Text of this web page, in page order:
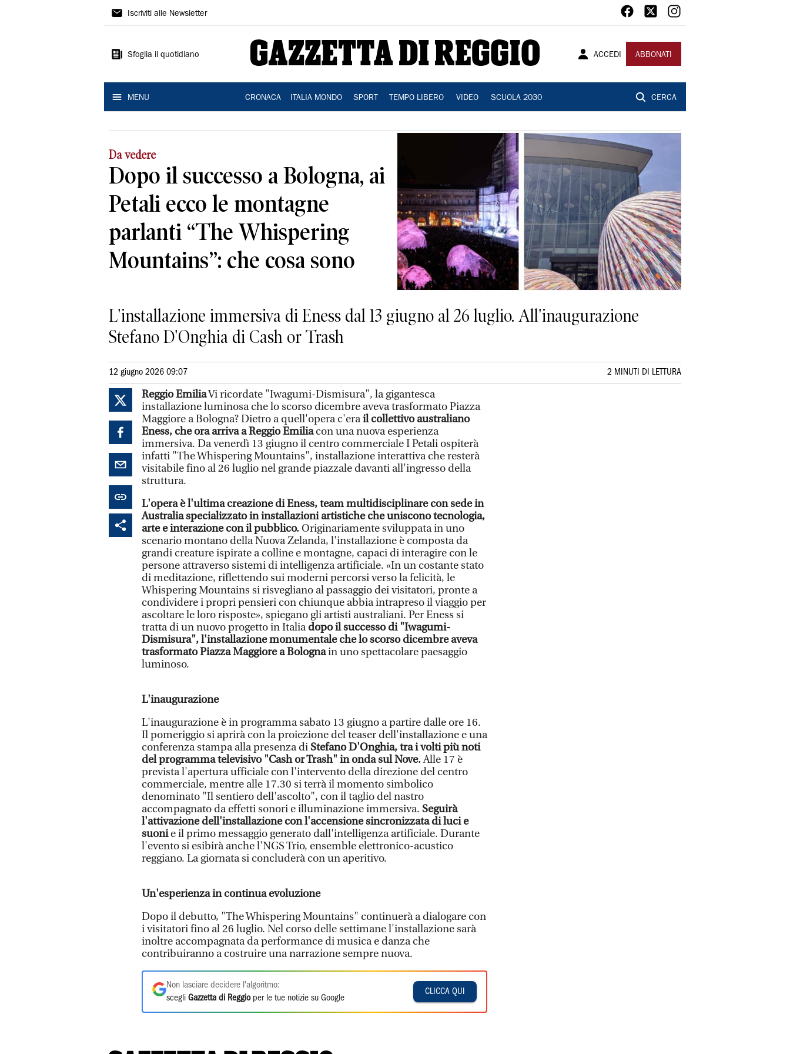
Gazzetta
Reggio
Iscriviti alle Newsletter
Sfoglia il quotidiano ACCEDI ABBONATI
MENU CRONACA ITALIA MONDO SPORT TEMPO LIBERO VIDEO SCUOLA 2030 CERCA
Da vedere
Dopo il successo a Bologna, ai
Petali ecco le montagne
parlanti “The Whispering
Mountains”: che cosa sono
L'installazione immersiva di Eness dal 13 giugno al 26 luglio. All'inaugurazione
Stefano D'Onghia di Cash or Trash
12 giugno 2026 09:07 2 MINUTI DI LETTURA
Reggio EmiliaVi ricordate "Iwagumi-Dismisura", la gigantesca
installazione luminosa che lo scorso dicembre aveva trasformato Piazza
Maggiore a Bologna? Dietro a quell'opera c'erail collettivo australiano
Eness, che ora arriva a Reggio Emiliacon una nuova esperienza
immersiva. Da venerdì 13 giugno il centro commerciale I Petali ospiterà
infatti "The Whispering Mountains", installazione interattiva che resterà
visitabile fino al 26 luglio nel grande piazzale davanti all'ingresso della
struttura.
L'opera è l'ultima creazione di Eness, team multidisciplinare con sede in
Australia specializzato in installazioni artistiche che uniscono tecnologia,
arte e interazione con il pubblico. Originariamente sviluppata in uno
scenario montano della Nuova Zelanda, l'installazione è composta da
grandi creature ispirate a colline e montagne, capaci di interagire con le
persone attraverso sistemi di intelligenza artificiale. «In un costante stato
di meditazione, riflettendo sui moderni percorsi verso la felicità, le
Whispering Mountains si risvegliano al passaggio dei visitatori, pronte a
condividere i propri pensieri con chiunque abbia intrapreso il viaggio per
ascoltare le loro risposte», spiegano gli artisti australiani. Per Eness si
tratta di un nuovo progetto in Italiadopo il successo di "Iwagumi-
Dismisura", l'installazione monumentale che lo scorso dicembre aveva
trasformato Piazza Maggiore a Bolognain uno spettacolare paesaggio
luminoso.
L'inaugurazione
L'inaugurazione è in programma sabato 13 giugno a partire dalle ore 16.
Il pomeriggio si aprirà con la proiezione del teaser dell'installazione e una
conferenza stampa alla presenza di Stefano D'Onghia, tra i volti più noti
del programma televisivo "Cash or Trash" in onda sul Nove.Alle 17 è
prevista l'apertura ufficiale con l'intervento della direzione del centro
commerciale, mentre alle 17.30 si terrà il momento simbolico
denominato "Il sentiero dell'ascolto", con il taglio del nastro
accompagnato da effetti sonori e illuminazione immersiva. Seguirà
l'attivazione dell'installazione con l'accensione sincronizzata di luci e
suonie il primo messaggio generato dall'intelligenza artificiale. Durante
l'evento si esibirà anche l'NGS Trio, ensemble elettronico-acustico
reggiano. La giornata si concluderà con un aperitivo.
Un'esperienza in continua evoluzione
Dopo il debutto, "The Whispering Mountains" continuerà a dialogare con
i visitatori fino al 26 luglio. Nel corso delle settimane l'installazione sarà
inoltre accompagnata da performance di musica e danza che
contribuiranno a costruire una narrazione sempre nuova.
Non lasciare decidere l'algoritmo:
scegli Gazzetta di Reggioper le tue notizie su Google
CLICCA QUI